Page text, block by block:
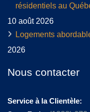
résidentiels au
10 août 2026
Logements
2026
Nous contacter
Service à la Clientèle: